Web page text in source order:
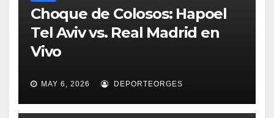
Choque de Colosos: Hapoel
Tel Aviv vs. Real Madrid en
Vivo
MAY 6, 2026 DEPORTEORGES